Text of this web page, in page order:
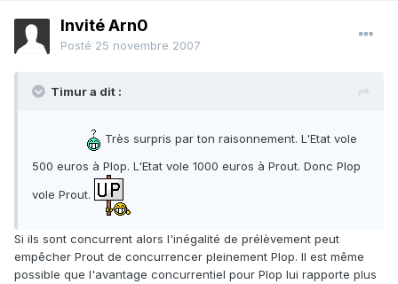
Invité Arn0
Posté 25 novembre 2007
Timur a dit :
Très surpris par ton raisonnement. L'Etat vole
500 euros à Plop. L'Etat vole 1000 euros à Prout. Donc Plop
vole Prout.
Si ils sont concurrent alors l'inégalité de prélèvement peut
empêcher Prout de concurrencer pleinement Plop. Il est même
possible que l'avantage concurrentiel pour Plop lui rapporte plus